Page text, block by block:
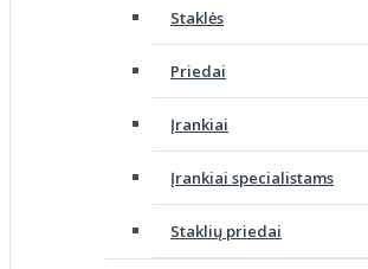
Staklės
Priedai
Įrankiai
Įrankiai specialistams
Staklių priedai